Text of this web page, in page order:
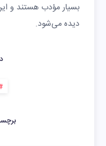
بسیار مؤدب هستند و
دیده می‌شود.